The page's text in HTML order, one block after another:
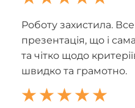
Роботу захистила.
презентація, що і
та чітко щодо
швидко та грамотно.